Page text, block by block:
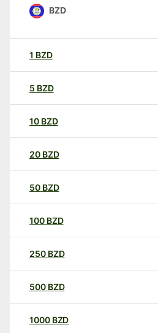
BZD
1 BZD
5 BZD
10 BZD
20 BZD
50 BZD
100 BZD
250 BZD
500 BZD
1000 BZD